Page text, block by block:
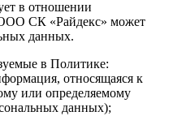
в отношении
СК «Райдекс» может
данных.
в Политике:
относящаяся к
или определяемому
данных);